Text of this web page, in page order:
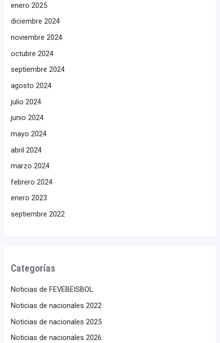
enero 2025
diciembre 2024
noviembre 2024
octubre 2024
septiembre 2024
agosto 2024
julio 2024
junio 2024
mayo 2024
abril 2024
marzo 2024
febrero 2024
enero 2023
septiembre 2022
Categorías
Noticias de FEVEBEISBOL
Noticias de nacionales 2022
Noticias de nacionales 2025
Noticias de nacionales 2026